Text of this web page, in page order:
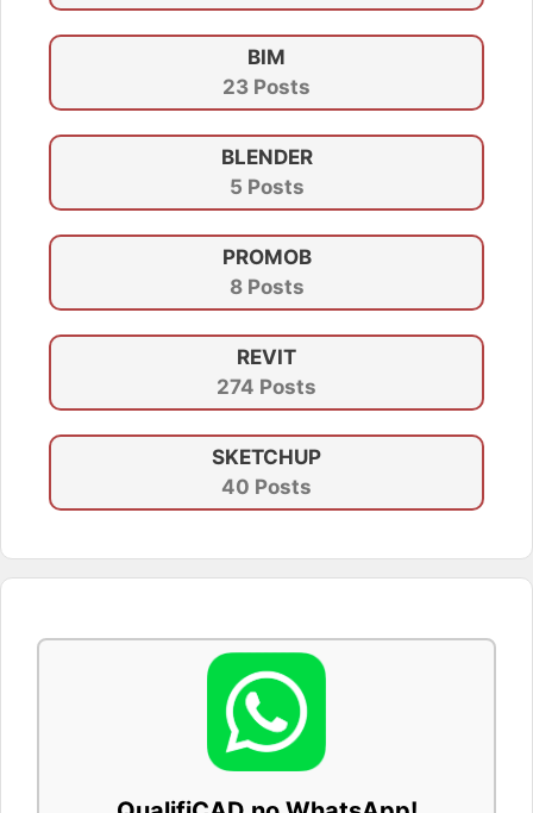
BIM
23 Posts
BLENDER
5 Posts
PROMOB
8 Posts
REVIT
274 Posts
SKETCHUP
40 Posts